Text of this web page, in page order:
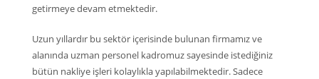
getirmeye devam etmektedir.
Uzun yıllardır bu sektör içerisinde bulunan firmamız ve
alanında uzman personel kadromuz sayesinde istediğiniz
bütün nakliye işleri kolaylıkla yapılabilmektedir. Sadece